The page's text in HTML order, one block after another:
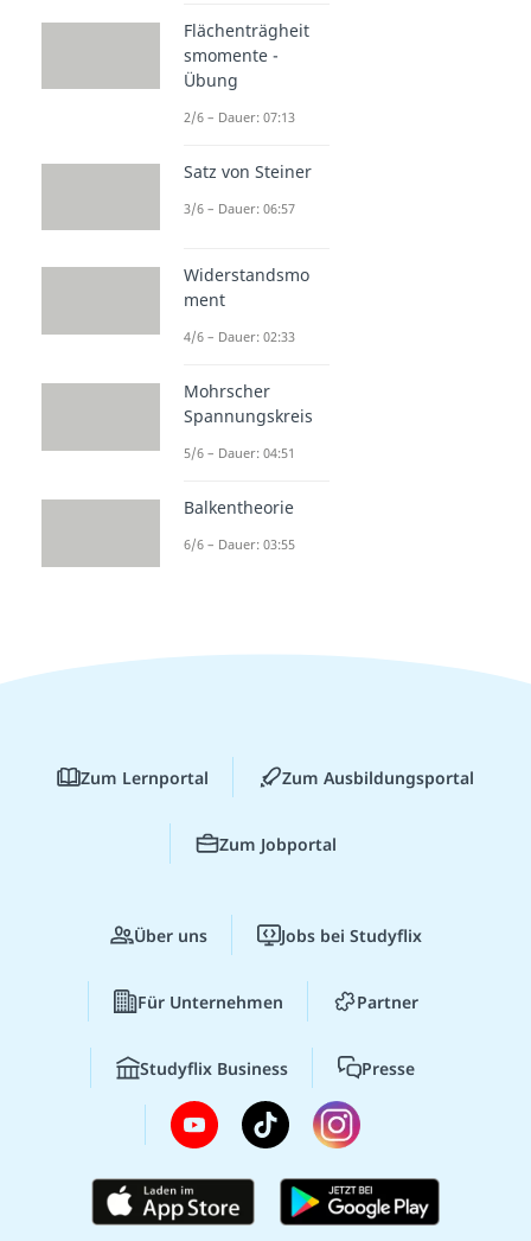
Flächenträgheit
smomente -
Übung
2/6 – Dauer: 07:13
Satz von Steiner
3/6 – Dauer: 06:57
Widerstandsmo
ment
4/6 – Dauer: 02:33
Mohrscher
Spannungskreis
5/6 – Dauer: 04:51
Balkentheorie
6/6 – Dauer: 03:55
Zum Lernportal Zum Ausbildungsportal
Zum Jobportal
Über uns Jobs bei Studyflix
Für Unternehmen Partner
Studyflix Business Presse